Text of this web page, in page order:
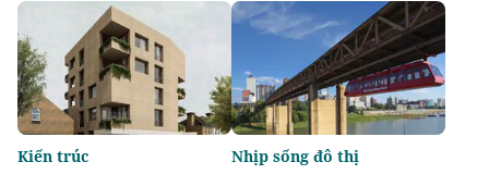
Kiến trúc Nhịp sống đô thị